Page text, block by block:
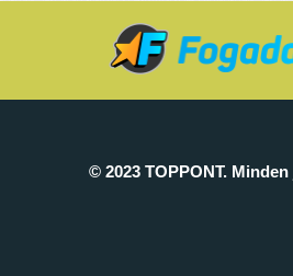
© 2023 TOPPONT.